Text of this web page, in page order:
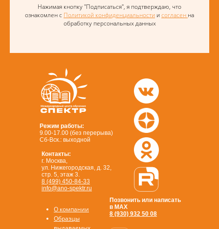
Нажимая кнопку "Подписаться", я подтверждаю, что
ознакомлен с Политикой конфиденциальности исогласен на
обработку персональных данных
Режим работы:
9.00-17.00 (без перерыва)
Сб-Вск.: выходной
Позвонить или написать
в MAX
8 (930) 932 50 08
Контакты:
г. Москва,
ул. Нижегородская, д. 32,
стр. 5, этаж 3.
8 (499) 450-84-33
info@ano-spektr.ru
О компании
Образцы